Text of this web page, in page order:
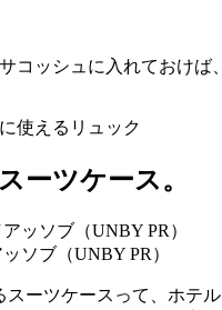
コッシュに入れておけ
使えるリュック
ーツケース。
ソブ（UNBY PR）
ーツケースって、ホテ